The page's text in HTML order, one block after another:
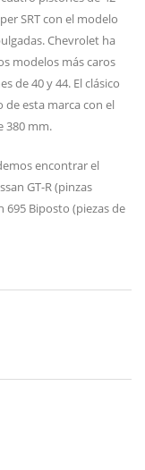
SRT con el modelo
Chevrolet ha
modelos más caros
de 40 y 44. El clásico
esta marca con el
380 mm.
encontrar el
GT-R (pinzas
Biposto (piezas de